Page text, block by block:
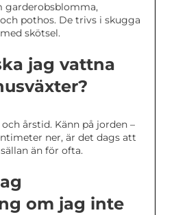
garderobsblomma,
pothos. De trivs i skugga
skötsel.
jag vattna
årstid. Känn på jorden –
ner, är det dags att
än för ofta.
om jag inte